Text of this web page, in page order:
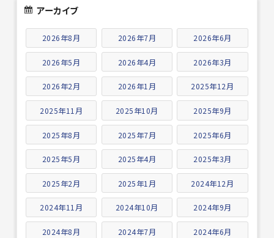
アーカイブ
2026年8月 2026年7月 2026年6月
2026年5月 2026年4月 2026年3月
2026年2月 2026年1月 2025年12月
2025年11月 2025年10月 2025年9月
2025年8月 2025年7月 2025年6月
2025年5月 2025年4月 2025年3月
2025年2月 2025年1月 2024年12月
2024年11月 2024年10月 2024年9月
2024年8月 2024年7月 2024年6月